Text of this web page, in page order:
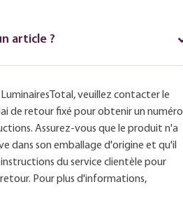
article ?
veuillez contacter le
de retour fixé pour obtenir un numéro
Assurez-vous que le produit n'a
dans son emballage d'origine et qu'il
du service clientèle pour
Pour plus d'informations,